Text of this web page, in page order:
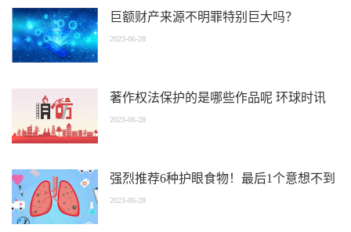
巨额财产来源不明罪特别巨大吗？
2023-06-28
著作权法保护的是哪些作品呢 环球时讯
2023-06-28
强烈推荐6种护眼食物！最后1个意想不到
2023-06-28